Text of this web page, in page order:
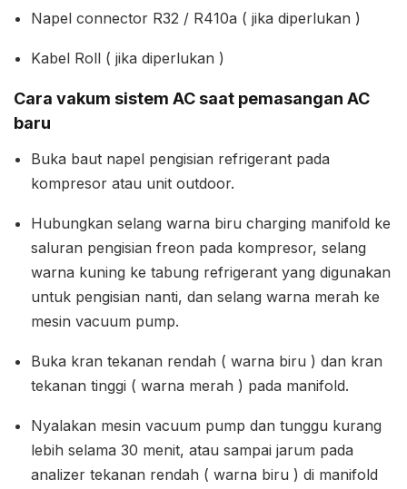
Napel connector R32 / R410a ( jika diperlukan )
Kabel Roll ( jika diperlukan )
Cara vakum sistem AC saat pemasangan AC
baru
Buka baut napel pengisian refrigerant pada
kompresor atau unit outdoor.
Hubungkan selang warna biru charging manifold ke
saluran pengisian freon pada kompresor, selang
warna kuning ke tabung refrigerant yang digunakan
untuk pengisian nanti, dan selang warna merah ke
mesin vacuum pump.
Buka kran tekanan rendah ( warna biru ) dan kran
tekanan tinggi ( warna merah ) pada manifold.
Nyalakan mesin vacuum pump dan tunggu kurang
lebih selama 30 menit, atau sampai jarum pada
analizer tekanan rendah ( warna biru ) di manifold